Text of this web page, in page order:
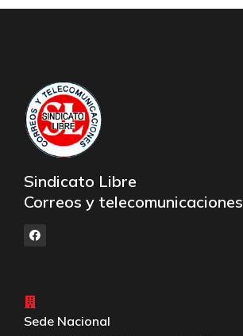
Sindicato Libre
Correos y telecomunicaciones
Sede Nacional